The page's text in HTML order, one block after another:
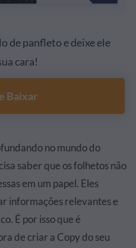
de panfleto e deixe ele
cara!
Baixar
no mundo do
saber que os folhetos não
em um papel. Eles
informações relevantes e
É por isso que é
de criar a Copy do seu